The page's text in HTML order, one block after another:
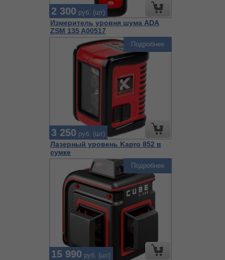
Измеритель уровня шума ADA
ZSM 135 A00517
2 300 руб. (шт)
Лазерный уровень Kapro 852 в
сумке
3 250 руб. (шт)
Подробнее
15 990 руб. (шт)
Подробнее